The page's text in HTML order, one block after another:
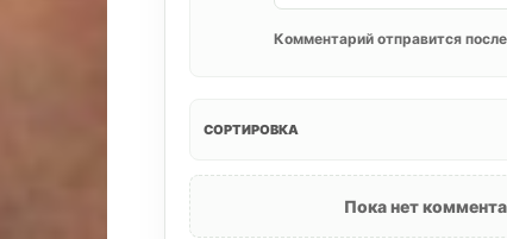
Комментарий отправится
СОРТИРОВКА
Пока нет